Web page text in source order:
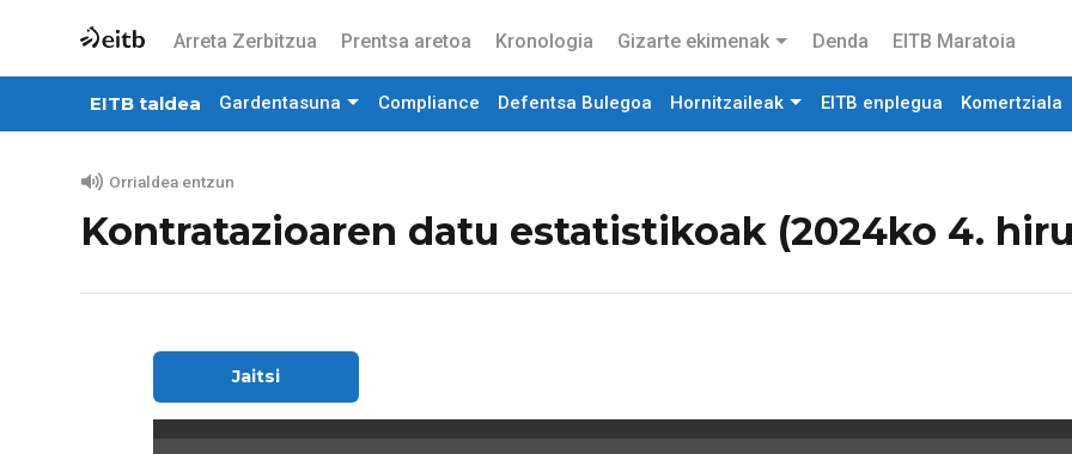
Arreta Zerbitzua Prentsa aretoa Kronologia Gizarte ekimenak Denda EITB Maratoia
EITB taldea Gardentasuna Compliance Defentsa Bulegoa Hornitzaileak EITB enplegua Komertziala
Orrialdea entzun
Kontratazioaren datu estatistikoak (2024ko 4.
Jaitsi